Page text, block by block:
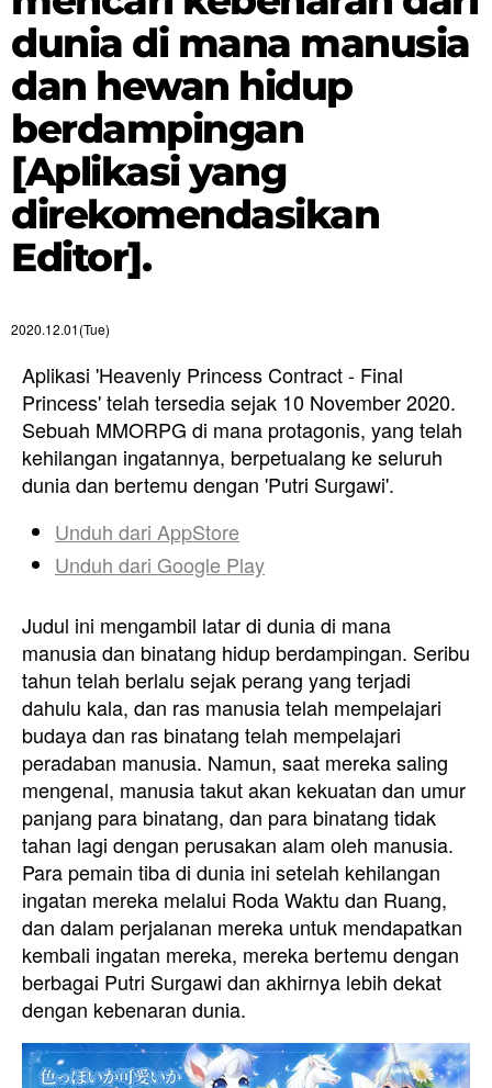
dunia di mana manusia
dan hewan hidup
berdampingan
[Aplikasi yang
direkomendasikan
Editor].
2020.12.01(Tue)
Aplikasi 'Heavenly Princess Contract - Final
Princess' telah tersedia sejak 10 November 2020.
Sebuah MMORPG di mana protagonis, yang telah
kehilangan ingatannya, berpetualang ke seluruh
dunia dan bertemu dengan 'Putri Surgawi'.
Unduh dari AppStore
Unduh dari Google Play
Judul ini mengambil latar di dunia di mana
manusia dan binatang hidup berdampingan. Seribu
tahun telah berlalu sejak perang yang terjadi
dahulu kala, dan ras manusia telah mempelajari
budaya dan ras binatang telah mempelajari
peradaban manusia. Namun, saat mereka saling
mengenal, manusia takut akan kekuatan dan umur
panjang para binatang, dan para binatang tidak
tahan lagi dengan perusakan alam oleh manusia.
Para pemain tiba di dunia ini setelah kehilangan
ingatan mereka melalui Roda Waktu dan Ruang,
dan dalam perjalanan mereka untuk mendapatkan
kembali ingatan mereka, mereka bertemu dengan
berbagai Putri Surgawi dan akhirnya lebih dekat
dengan kebenaran dunia.